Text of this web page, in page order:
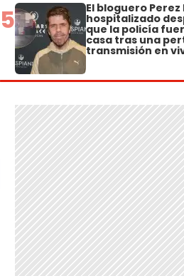
5 El bloguero
hospitalizado
que la policía
casa tras una
transmisión en